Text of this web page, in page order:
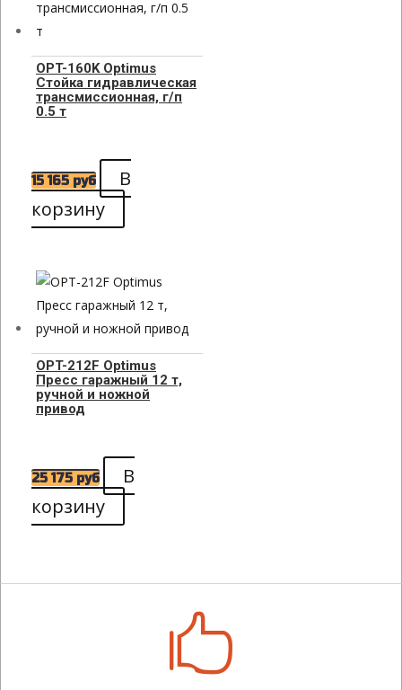
OPT-160K Optimus
Стойка гидравлическая
трансмиссионная, г/п
0.5 т
15 165 руб
В
корзину
OPT-212F Optimus
Пресс гаражный 12 т,
ручной и ножной
привод
25 175 руб
В
корзину
